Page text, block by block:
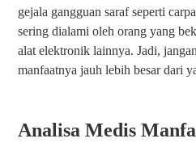
gejala gangguan saraf seperti
sering dialami oleh orang yang
alat elektronik lainnya. Jadi,
manfaatnya jauh lebih besar dari
Analisa Medis